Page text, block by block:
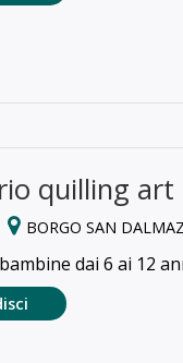
quilling art
BORGO SAN
dai 6 ai 12